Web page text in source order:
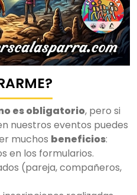
es obligatorio, pero si
nuestros eventos puedes
muchos beneficios:
en los formularios.
(pareja, compañeros,